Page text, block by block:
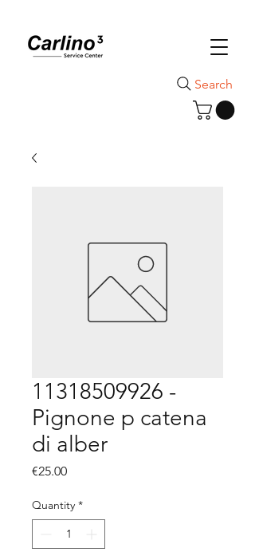
Search
11318509926 -
Pignone p catena
di alber
€25.00Price
Quantity *